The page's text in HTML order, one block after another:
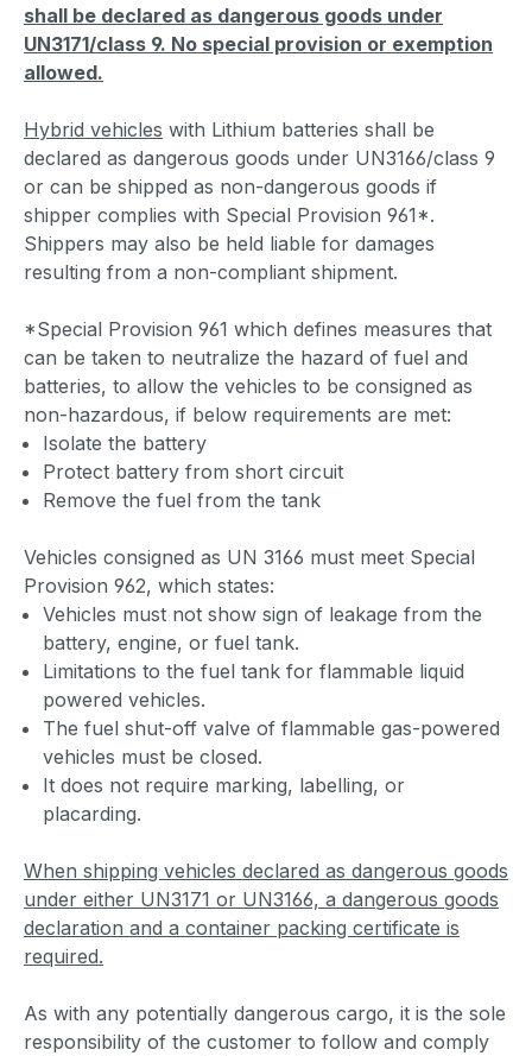
shall be declared as dangerous goods under
UN3171/class 9. No special provision or exemption
allowed.
Hybrid vehicles with Lithium batteries shall be
declared as dangerous goods under UN3166/class 9
or can be shipped as non-dangerous goods if
shipper complies with Special Provision 961*.
Shippers may also be held liable for damages
resulting from a non-compliant shipment.
*Special Provision 961 which defines measures that
can be taken to neutralize the hazard of fuel and
batteries, to allow the vehicles to be consigned as
non-hazardous, if below requirements are met:
Isolate the battery
Protect battery from short circuit
Remove the fuel from the tank
Vehicles consigned as UN 3166 must meet Special
Provision 962, which states:
Vehicles must not show sign of leakage from the
battery, engine, or fuel tank.
Limitations to the fuel tank for flammable liquid
powered vehicles.
The fuel shut-off valve of flammable gas-powered
vehicles must be closed.
It does not require marking, labelling, or
placarding.
When shipping vehicles declared as dangerous goods
under either UN3171 or UN3166, a dangerous goods
declaration and a container packing certificate is
required.
As with any potentially dangerous cargo, it is the sole
responsibility of the customer to follow and comply